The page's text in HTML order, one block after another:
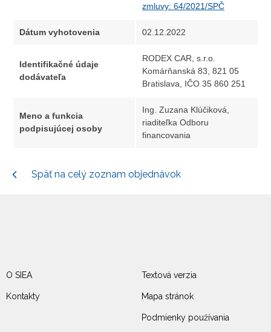
zmluvy: 64/2021/SPČ
Dátum vyhotovenia 02.12.2022
Identifikačné údaje
dodávateľa
RODEX CAR, s.r.o.
Komárňanská 83, 821 05
Bratislava, IČO 35 860 251
Meno a funkcia
podpisujúcej osoby
Ing. Zuzana Klúčiková,
riaditeľka Odboru
financovania
Späť na celý zoznam objednávok
O SIEA
Kontakty
Textová verzia
Mapa stránok
Podmienky používania